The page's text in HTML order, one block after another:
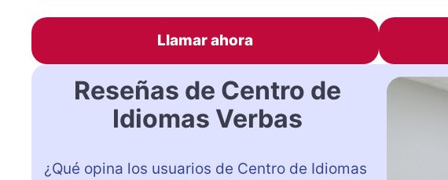
Llamar ahora
Reseñas de Centro de
Idiomas Verbas
¿Qué opina los usuarios de Centro de Idiomas